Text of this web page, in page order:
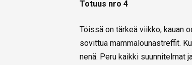
Totuus nro 4
Töissä on tärkeä viikko, kauan
sovittua mammalounastreffit.
nenä. Peru kaikki suunnitelmat